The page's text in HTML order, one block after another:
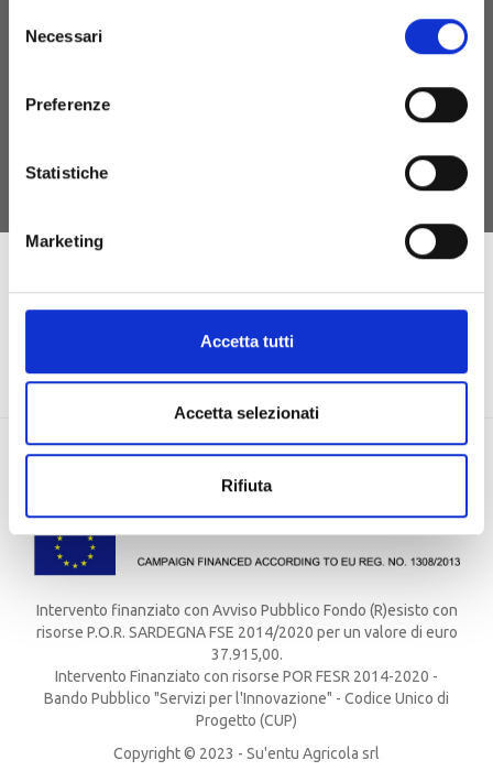
delNecessari
Preferenze
Statistiche
Marketing
Accetta tutti
Accetta selezionati
Rifiuta
Cookie policy
EU, Missione 4 Componente 2 CUP: J83C21000320007
Intervento finanziato con Avviso Pubblico Fondo (R)esisto con
risorse P.O.R. SARDEGNA FSE 2014/2020 per un valore di euro
37.915,00.
Intervento Finanziato con risorse POR FESR 2014-2020 -
Bando Pubblico "Servizi per l'Innovazione" - Codice Unico di
Progetto (CUP)
Copyright © 2023 - Su'entu Agricola srl